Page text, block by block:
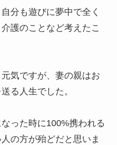
分も遊びに夢中で全く
護のことなど考えたこ
気ですが、妻の親はお
る人生でした。
った時に100%携われる
の方が殆どだと思いま